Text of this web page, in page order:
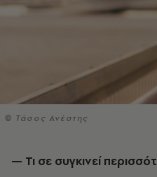
© Τάσος Ανέστης
— Τι σε συγκινεί